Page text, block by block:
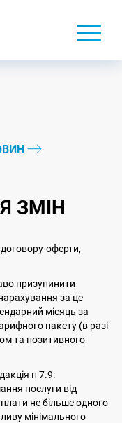
ЗМІН
оферти,
призупинити
за це
місяць за
пакету (в разі
та позитивного
п 7.9:
послуги від
не більше одного
мінімального